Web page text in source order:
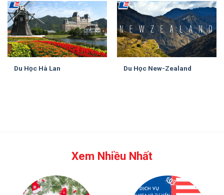
Du Học Hà Lan Du Học New-Zealand
Xem Nhiều Nhất